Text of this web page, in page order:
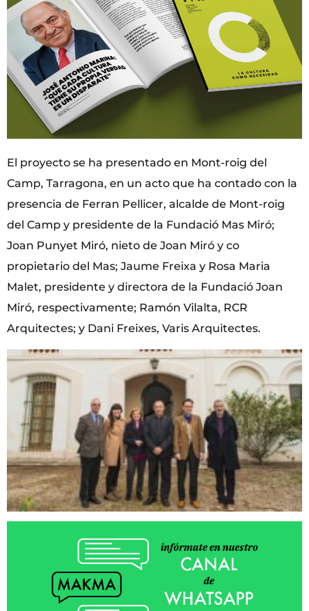
El proyecto se ha presentado en Mont-roig del
Camp, Tarragona, en un acto que ha contado con la
presencia de Ferran Pellicer, alcalde de Mont-roig
del Camp y presidente de la Fundació Mas Miró;
Joan Punyet Miró, nieto de Joan Miró y co
propietario del Mas; Jaume Freixa y Rosa Maria
Malet, presidente y directora de la Fundació Joan
Miró, respectivamente; Ramón Vilalta, RCR
Arquitectes; y Dani Freixes, Varis Arquitectes.